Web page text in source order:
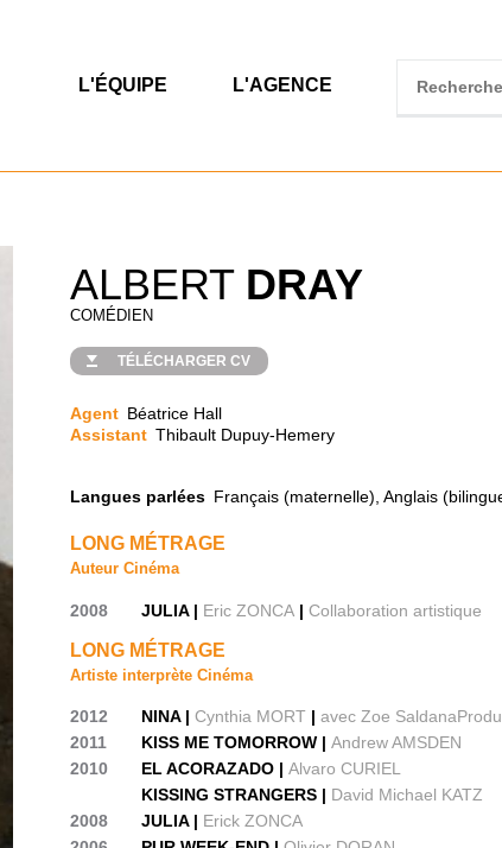
L'ÉQUIPE L'AGENCE
ALBERT DRAY
COMÉDIEN
TÉLÉCHARGER CV
Agent Béatrice Hall
Assistant Thibault Dupuy-Hemery
Langues parlées Français (maternelle), Anglais
LONG MÉTRAGE
Auteur Cinéma
2008 JULIA | Eric ZONCA |Collaboration artistique
LONG MÉTRAGE
Artiste interprète Cinéma
2012 NINA |Cynthia MORT |avec Zoe
2011
KISS ME TOMORROW |Andrew AMSDEN
2010
EL ACORAZADO |Alvaro CURIEL
KISSING STRANGERS | David Michael KATZ
2008
JULIA | Erick ZONCA